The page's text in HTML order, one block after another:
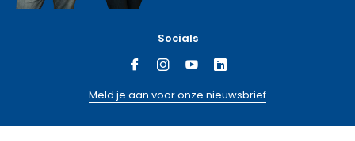
Socials
Meld je aan voor onze nieuwsbrief